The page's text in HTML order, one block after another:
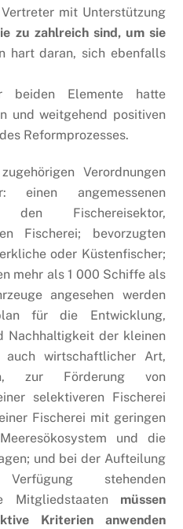
mit Unterstützung
zu zahlreich sind, um sie
hart daran, sich ebenfalls
beiden Elemente hatte
und weitgehend positiven
Reformprozesses.
Verordnungen
einen angemessenen
Fischereisektor,
Fischerei; bevorzugten
oder Küstenfischer;
mehr als 1 000 Schiffe als
angesehen werden
für die Entwicklung,
Nachhaltigkeit der kleinen
auch wirtschaftlicher Art,
zur Förderung von
selektiveren Fischerei
Fischerei mit geringen
und die
und bei der Aufteilung
stehenden
Mitgliedstaaten müssen
Kriterien anwenden